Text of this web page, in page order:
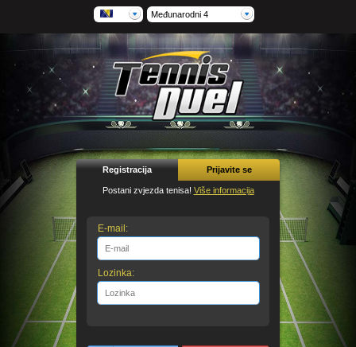
Međunarodni 4
Registracija Prijavite se
Postani zvjezda tenisa! Više informacija
E-mail:
Lozinka: